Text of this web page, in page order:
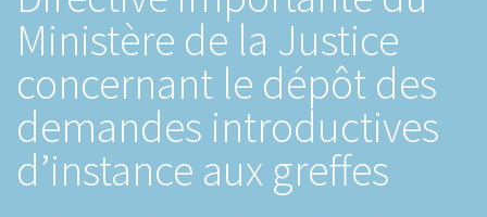
Ministère de la Justice
concernant le dépôt des
demandes introductives
d’instance aux greffes